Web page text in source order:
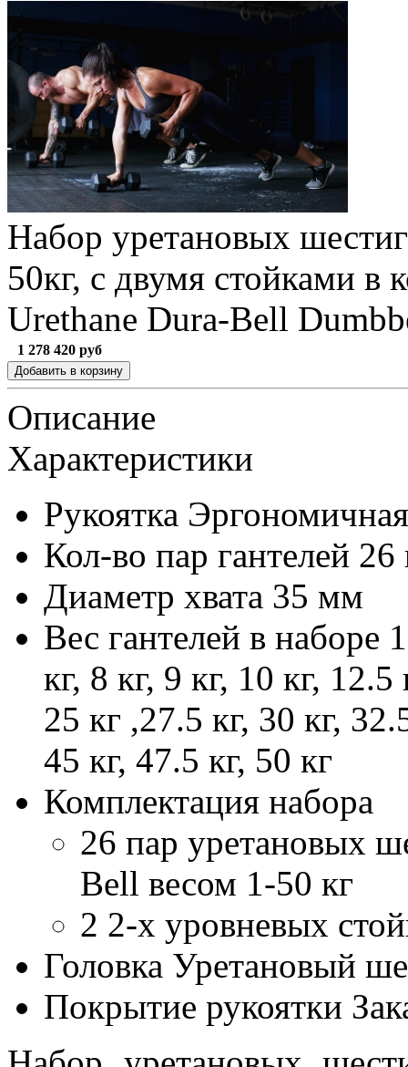
Набор уретановых
50кг, с двумя стойками
Urethane Dura-Bell
1 278 420 руб
Описание
Характеристики
Рукоятка Эргономичная
Кол-во пар гантелей 26
Диаметр хвата 35 мм
Вес гантелей в наборе
кг, 8 кг, 9 кг, 10 кг,
25 кг ,27.5 кг, 30 кг,
45 кг, 47.5 кг, 50 кг
Комплектация набора
26 пар уретановых
Bell весом 1-50 кг
2 2-х уровневых
Головка Уретановый
Покрытие рукоятки